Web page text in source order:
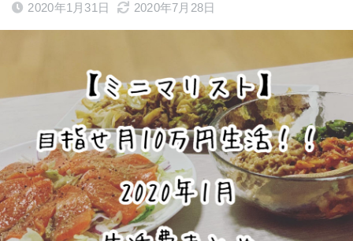
2020年1月31日 2020年7月28日